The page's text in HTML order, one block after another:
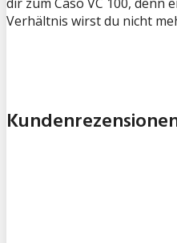
Verhältnis wirst du nicht